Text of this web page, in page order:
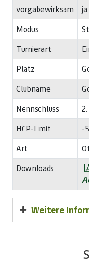
vorgabewirksam
ja
Modus
Turnierart
Platz
Clubname
Nennschluss
HCP-Limit
-
Art
Downloads
Weitere